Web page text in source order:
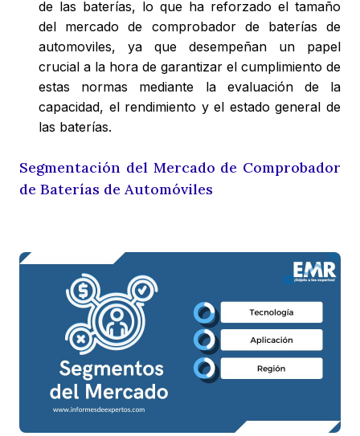
de las baterías, lo que ha reforzado el tamaño
del mercado de comprobador de baterías de
automoviles, ya que desempeñan un papel
crucial a la hora de garantizar el cumplimiento de
estas normas mediante la evaluación de la
capacidad, el rendimiento y el estado general de
las baterías.
Segmentación del Mercado de Comprobador
de Baterías de Automóviles